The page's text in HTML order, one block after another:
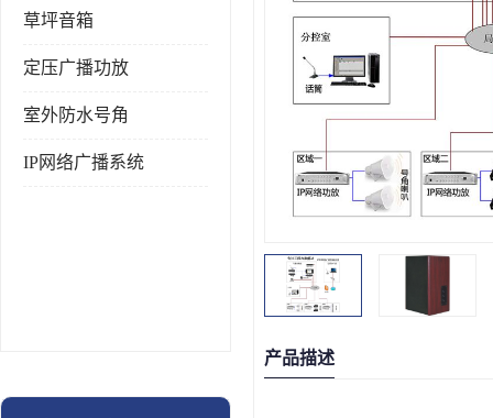
草坪音箱
定压广播功放
室外防水号角
IP网络广播系统
产品描述